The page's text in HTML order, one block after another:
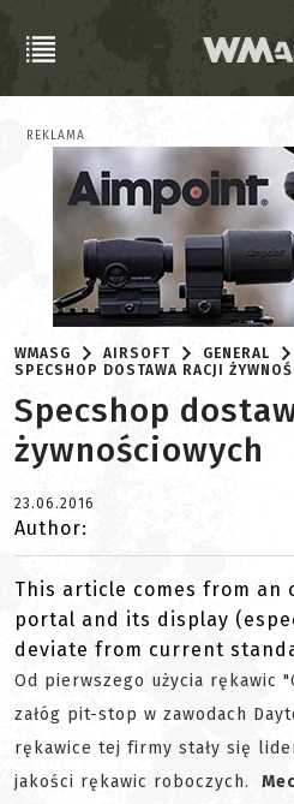
REKLAMA
WMASG AIRSOFT
GENERAL
SPECSHOP DOSTAWA RACJI
Specshop
żywnościowych
23.06.2016
Author:
This article comes from an
portal and its display
deviate from current
Od pierwszego użycia rękawic
załóg pit-stop w zawodach
rękawice tej firmy stały się
jakości rękawic roboczych.